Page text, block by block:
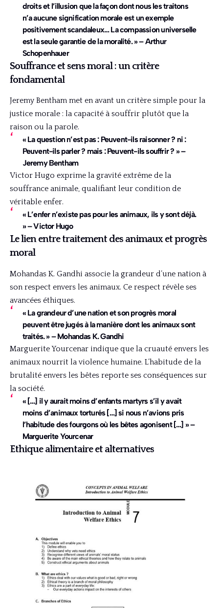
droits et l’illusion que la façon dont nous les traitons
n’a aucune signification morale est un exemple
positivement scandaleux… La compassion universelle
est la seule garantie de la moralité. » – Arthur
Schopenhauer
Souffrance et sens moral : un critère
fondamental
Jeremy Bentham met en avant un critère simple pour la
justice morale : la capacité à souffrir plutôt que la
raison ou la parole.
« La question n’est pas : Peuvent-ils raisonner ? ni :
Peuvent-ils parler ? mais : Peuvent-ils souffrir ? » –
Jeremy Bentham
Victor Hugo exprime la gravité extrême de la
souffrance animale, qualifiant leur condition de
véritable enfer.
« L’enfer n’existe pas pour les animaux, ils y sont déjà.
» – Victor Hugo
Le lien entre traitement des animaux et progrès
moral
Mohandas K. Gandhi associe la grandeur d’une nation à
son respect envers les animaux. Ce respect révèle ses
avancées éthiques.
« La grandeur d’une nation et son progrès moral
peuvent être jugés à la manière dont les animaux sont
traités. » – Mohandas K. Gandhi
Marguerite Yourcenar indique que la cruauté envers les
animaux nourrit la violence humaine. L’habitude de la
brutalité envers les bêtes reporte ses conséquences sur
la société.
« […] il y aurait moins d’enfants martyrs s’il y avait
moins d’animaux torturés […] si nous n’avions pris
l’habitude des fourgons où les bêtes agonisent […] » –
Marguerite Yourcenar
Ethique alimentaire et alternatives